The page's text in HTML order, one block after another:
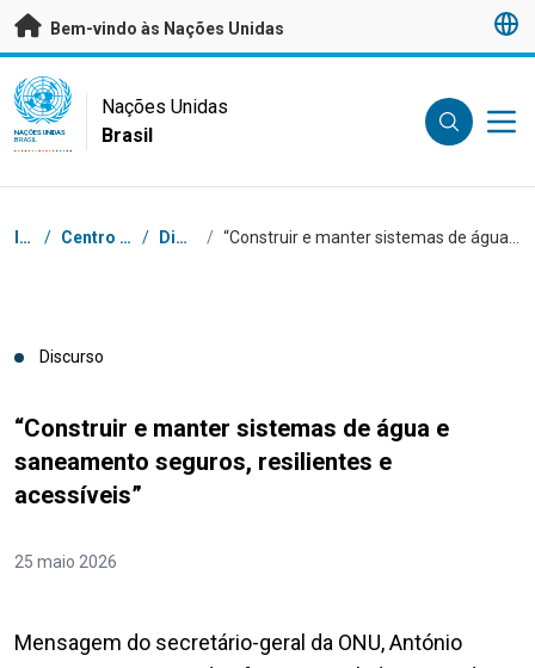
Saltar para conteúdo principal
Bem-vindo às Nações Unidas
UN Logo
NAÇÕES UNIDAS
BRASIL
Nações Unidas
Brasil
Navegação
Início / Centro de Imprensa / Discursos /
Discurso
“Construir e manter sistemas de água e
saneamento seguros, resilientes e
acessíveis”
25 maio 2026
Mensagem do secretário-geral da ONU, António